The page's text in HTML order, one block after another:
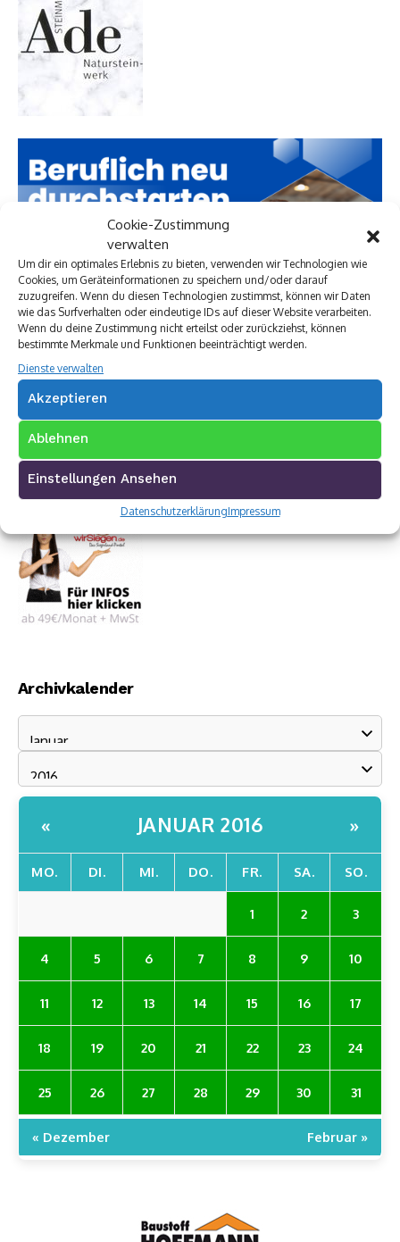
Cookie-Zustimmung
verwalten
Um dir ein optimales Erlebnis zu bieten, verwenden wir Technologien wie
Cookies, um Geräteinformationen zu speichern und/oder darauf
zuzugreifen. Wenn du diesen Technologien zustimmst, können wir Daten
wie das Surfverhalten oder eindeutige IDs auf dieser Website verarbeiten.
Wenn du deine Zustimmung nicht erteilst oder zurückziehst, können
bestimmte Merkmale und Funktionen beeinträchtigt werden.
Dienste verwalten
Akzeptieren
Ablehnen
Einstellungen Ansehen
DatenschutzerklärungImpressum
Archivkalender
« JANUAR 2016 »
MO. DI. MI. DO. FR. SA. SO.
1 2 3
4 5 6 7 8 9 10
11 12 13 14 15 16 17
18 19 20 21 22 23 24
25 26 27 28 29 30 31
« Dezember Februar »